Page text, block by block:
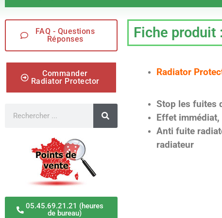
FAQ - Questions
Réponses
Commander
Radiator Protector
05.45.69.21.21 (heures
de bureau)
Fiche
Radiator
Stop les fuites
Effet
Anti fuite
radiateur